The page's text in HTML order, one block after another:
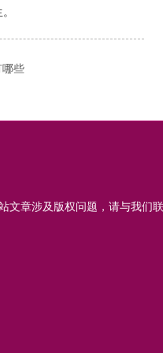
哪些
文章涉及版权问题，请与我们